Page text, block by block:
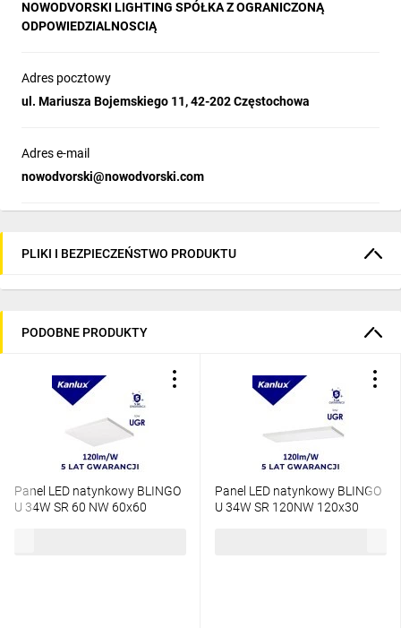
NOWODVORSKI LIGHTING SPÓŁKA Z OGRANICZONĄ
ODPOWIEDZIALNOSCIĄ
Adres pocztowy
ul. Mariusza Bojemskiego 11, 42-202 Częstochowa
Adres e-mail
nowodvorski@nowodvorski.com
PLIKI I BEZPIECZEŃSTWO PRODUKTU
PODOBNE PRODUKTY
Panel LED natynkowy BLINGO
U 34W SR 60 NW 60x60
Panel LED natynkowy BLINGO
U 34W SR 120NW 120x30